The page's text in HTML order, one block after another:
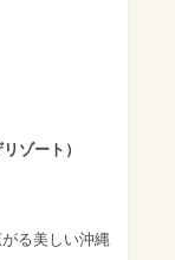
ゾート）
る美しい沖縄